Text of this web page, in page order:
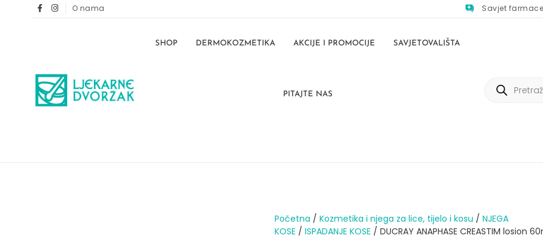
O nama Savjet
SHOP DERMOKOZMETIKA AKCIJE I PROMOCIJE SAVJETOVALIŠTA
PITAJTE NAS
Početna / Kozmetika i njega za lice, tijelo i kosu / NJEGA
KOSE / ISPADANJE KOSE / DUCRAY ANAPHASE CREASTIM losion